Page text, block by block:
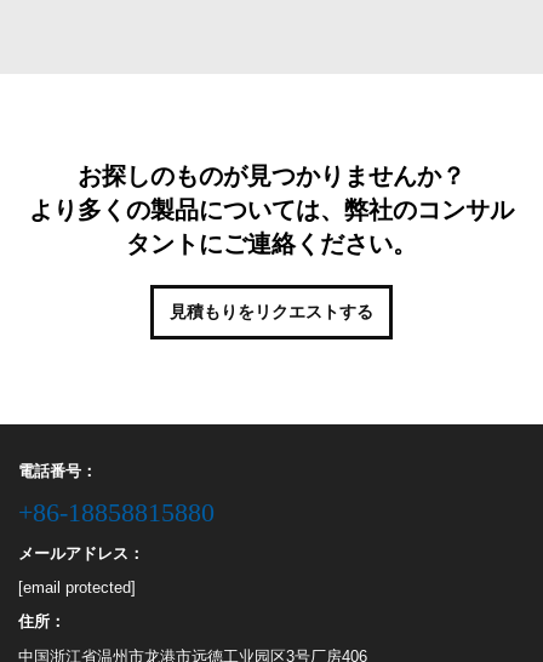
お探しのものが見つかりませんか？
より多くの製品については、弊社のコンサル
タントにご連絡ください。
見積もりをリクエストする
電話番号：
+86-18858815880
メールアドレス：
[email protected]
住所：
中国浙江省温州市龙港市远德工业园区3号厂房406